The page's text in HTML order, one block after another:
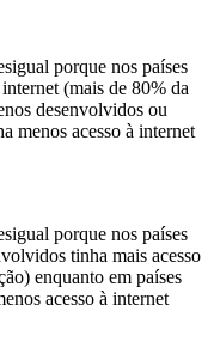
porque nos países
(mais de 80% da
desenvolvidos ou
menos acesso à internet
porque nos países
tinha mais acesso
enquanto em países
acesso à internet